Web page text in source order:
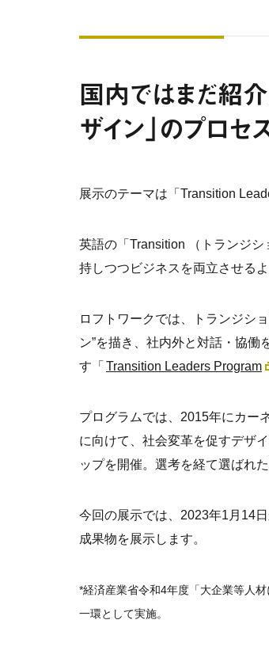
国内ではまだ紹
ザイン」のプロセ
展示のテーマは「Transition
英語の「Transition （トランジ
持しつつビジネスを両立させる
ロフトワークでは、トランジシ
ン”を描き、社内外と対話・協
す「 Transition Leaders Program
プログラムでは、2015年にカー
に向けて、社会変革を促すデザ
ップを開催。選考を経て選ばれ
今回の展示では、2023年1月14
成果物を展示します。
*経済産業省令和4年度「大企業等人
一環として実施。